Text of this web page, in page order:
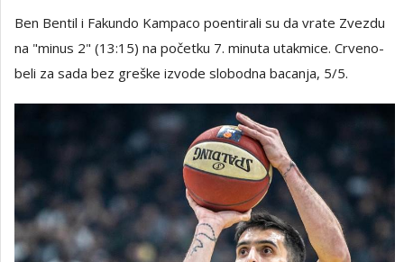
Ben Bentil i Fakundo Kampaco poentirali su da vrate Zvezdu
na "minus 2" (13:15) na početku 7. minuta utakmice. Crveno-
beli za sada bez greške izvode slobodna bacanja, 5/5.